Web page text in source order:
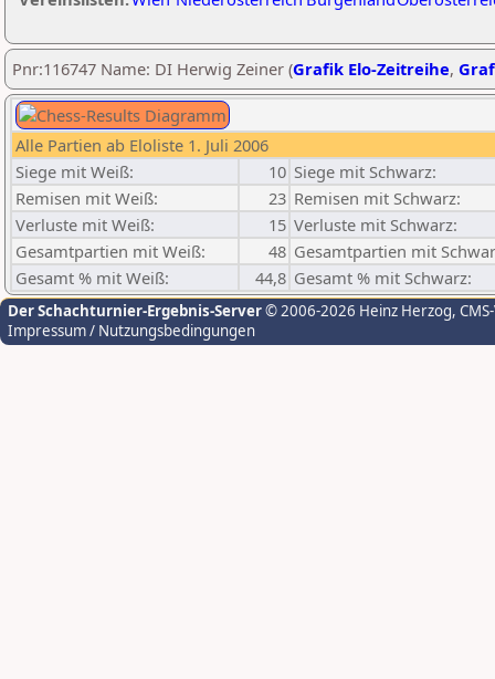
Pnr:116747 Name: DI Herwig Zeiner (Grafik Elo-Zeitreihe,
Alle Partien ab Eloliste 1. Juli 2006
Siege mit Weiß:
10 Siege mit Schwarz:
Remisen mit Weiß:
23 Remisen mit Schwarz:
Verluste mit Weiß:
15 Verluste mit Schwarz:
Gesamtpartien mit Weiß:
48 Gesamtpartien mit
Gesamt % mit Weiß:
44,8 Gesamt % mit Schwarz:
Der Schachturnier-Ergebnis-Server© 2006-2026 Heinz Herzog,
Impressum / Nutzungsbedingungen